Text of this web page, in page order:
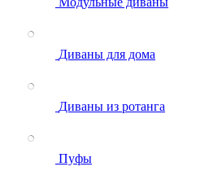
Диваны для дома
Диваны из ротанга
Пуфы